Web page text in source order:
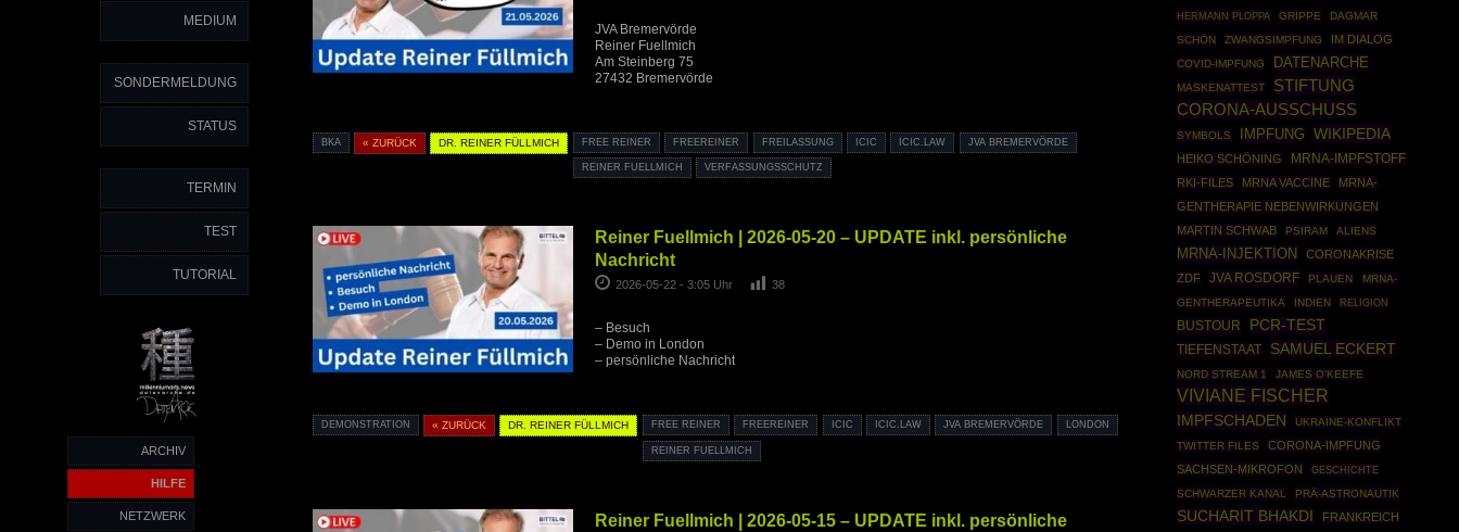
MEDIUM
SONDERMELDUNG
STATUS
TERMIN
TEST
TUTORIAL
ARCHIV
HILFE
NETZWERK
JVA Bremervörde
Reiner Fuellmich
Am Steinberg 75
27432 Bremervörde
BKA « ZURÜCK DR. REINER FÜLLMICH FREE REINER FREEREINER FREILASSUNG ICIC ICIC.LAW JVA BREMERVÖRDE
REINER FUELLMICH VERFASSUNGSSCHUTZ
Reiner Fuellmich | 2026-05-20 – UPDATE inkl. persönliche
Nachricht
2026-05-22 - 3:05 Uhr 38
– Besuch
– Demo in London
– persönliche Nachricht
DEMONSTRATION « ZURÜCK DR. REINER FÜLLMICH FREE REINER FREEREINER ICIC ICIC.LAW JVA BREMERVÖRDE LONDON
REINER FUELLMICH
Reiner Fuellmich | 2026-05-15 – UPDATE inkl. persönliche
HERMANN PLOPPA GRIPPE
DAGMAR
SCHÖN
ZWANGSIMPFUNG IM DIALOG
COVID-IMPFUNG DATENARCHE
MASKENATTEST
STIFTUNG
CORONA-AUSSCHUSS
SYMBOLS IMPFUNG WIKIPEDIA
HEIKO SCHÖNING
MRNA-IMPFSTOFF
RKI-FILES
MRNA VACCINE
MRNA-
GENTHERAPIE NEBENWIRKUNGEN
MARTIN SCHWAB
PSIRAM ALIENS
MRNA-INJEKTION
CORONAKRISE
ZDF
JVA ROSDORF PLAUEN
MRNA-
GENTHERAPEUTIKA
INDIEN RELIGION
BUSTOUR PCR-TEST
TIEFENSTAAT SAMUEL ECKERT
NORD STREAM 1 JAMES O'KEEFE
VIVIANE FISCHER
IMPFSCHADEN
UKRAINE-KONFLIKT
TWITTER FILES
CORONA-IMPFUNG
SACHSEN-MIKROFON
GESCHICHTE
SCHWARZER KANAL
PRÄ-ASTRONAUTIK
SUCHARIT BHAKDI FRANKREICH